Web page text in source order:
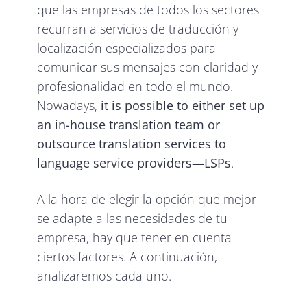
que las empresas de todos los sectores
recurran a servicios de traducción y
localización especializados para
comunicar sus mensajes con claridad y
profesionalidad en todo el mundo.
Nowadays, it is possible to either set up
an in-house translation team or
outsource translation services to
language service providers—LSPs.
A la hora de elegir la opción que mejor
se adapte a las necesidades de tu
empresa, hay que tener en cuenta
ciertos factores. A continuación,
analizaremos cada uno.